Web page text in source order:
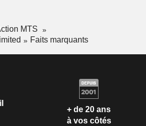
MTS
Faits marquants
+ de 20 ans
à vos côtés